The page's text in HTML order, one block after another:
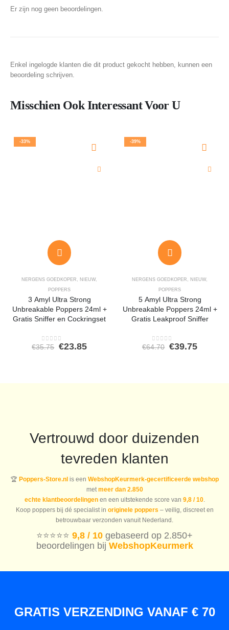
Er zijn nog geen beoordelingen.
Enkel ingelogde klanten die dit product gekocht hebben, kunnen een
beoordeling schrijven.
Misschien Ook Interessant Voor U
-33%
NERGENS GOEDKOPER , NIEUW,
POPPERS
3 Amyl Ultra Strong
Unbreakable Poppers 24ml +
Gratis Sniffer en Cockringset
0out of 5
€35.75 Oorspronkelijke
€23.85Huidige
-39%
NERGENS GOEDKOPER , NIEUW,
POPPERS
5 Amyl Ultra Strong
Unbreakable Poppers 24ml +
Gratis Leakproof Sniffer
0out of 5
€64.70 €39.75
Vertrouwd door duizenden
tevreden klanten
🏆 Poppers-Store.nlis een WebshopKeurmerk-gecertificeerde webshop
met meer dan 2.850
echte klantbeoordelingenen een uitstekende score van 9,8 / 10.
Koop poppers bij dé specialist in originele poppers – veilig, discreet en
betrouwbaar verzonden vanuit Nederland.
⭐️⭐️⭐️⭐️⭐️ 9,8 / 10 gebaseerd op 2.850+
beoordelingen bij WebshopKeurmerk
GRATIS VERZENDING VANAF € 70